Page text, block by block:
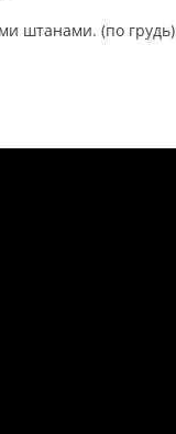
штанами. (по грудь)